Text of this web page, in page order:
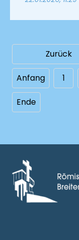
Zurück
Anfang 1
Ende